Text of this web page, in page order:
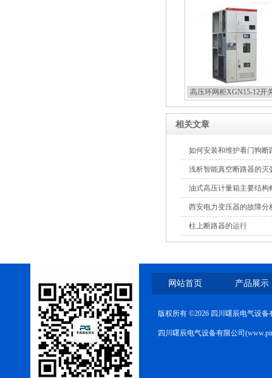
高压环网柜XGN15-12开
相关文章
如何安装和维护看门狗断
浅析智能真空断路器的灭
油式高压计量箱主要结构
西安电力变压器的故障分
柱上断路器的运行
网站首页 产品展示
版权所有 ©2026 四川曙辰电气设
四川曙辰电气设备有限公司